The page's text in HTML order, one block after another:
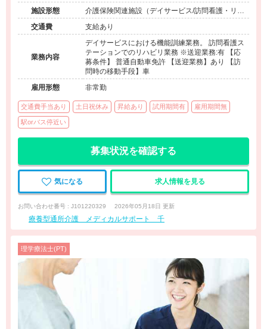
施設形態
介護保険関連施設（デイサービス/訪問看護・リ
ハ）、小児療育（小児施設/放課後等デイサービ
ス）
交通費 支給あり
業務内容
デイサービスにおける機能訓練業務。 訪問看護ス
テーションでのリハビリ業務 ※送迎業務:有 【応
募条件】 普通自動車免許 【送迎業務】あり 【訪
問時の移動手段】車
雇用形態
非常勤
交通費手当あり 土日祝休み 昇給あり 試用期間有 雇用期間無
駅orバス停近い
募集状況を確認する
気になる 求人情報を見る
お問い合わせ番号 : J101220329 2026年05月18日 更新
療養型通所介護 メディカルサポート 千
理学療法士(PT)